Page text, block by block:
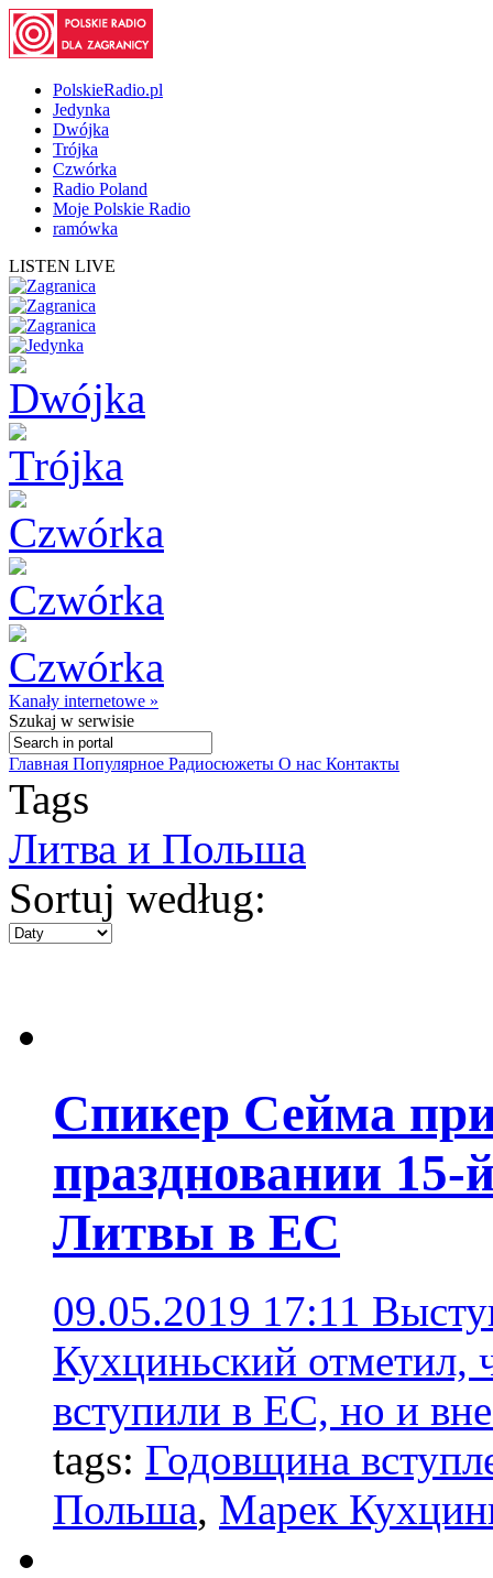
PolskieRadio.pl
Jedynka
Dwójka
Trójka
Czwórka
Radio Poland
Moje Polskie Radio
ramówka
LISTEN LIVE
Kanały internetowe »
Szukaj w serwisie
Главная Популярное Радиосюжеты О нас Контакты
Tags
Литва и Польша
Sortuj według:
Спикер Сейма
праздновании
Литвы в ЕС
09.05.2019 17:11
Кухциньский отметил,
вступили в ЕС, но и
tags: Годовщина
Польша, Марек